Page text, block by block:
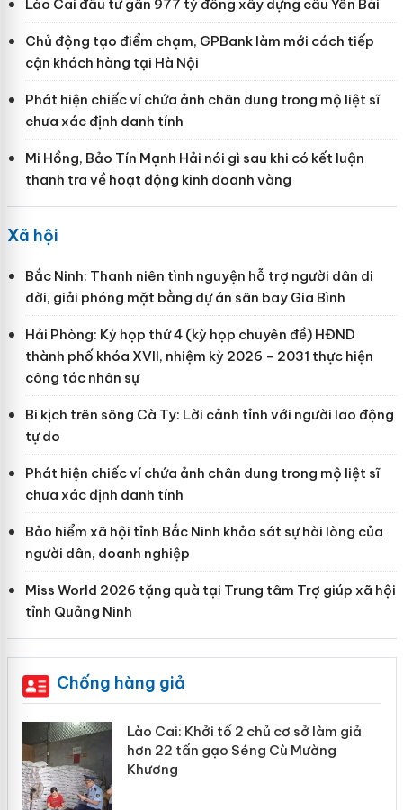
Lào Cai đầu tư gần 977 tỷ đồng xây dựng cầu Yên Bái
Chủ động tạo điểm chạm, GPBank làm mới cách tiếp
cận khách hàng tại Hà Nội
Phát hiện chiếc ví chứa ảnh chân dung trong mộ liệt sĩ
chưa xác định danh tính
Mi Hồng, Bảo Tín Mạnh Hải nói gì sau khi có kết luận
thanh tra về hoạt động kinh doanh vàng
Xã hội
Bắc Ninh: Thanh niên tình nguyện hỗ trợ người dân di
dời, giải phóng mặt bằng dự án sân bay Gia Bình
Hải Phòng: Kỳ họp thứ 4 (kỳ họp chuyên đề) HĐND
thành phố khóa XVII, nhiệm kỳ 2026 - 2031 thực hiện
công tác nhân sự
Bi kịch trên sông Cà Ty: Lời cảnh tỉnh với người lao động
tự do
Phát hiện chiếc ví chứa ảnh chân dung trong mộ liệt sĩ
chưa xác định danh tính
Bảo hiểm xã hội tỉnh Bắc Ninh khảo sát sự hài lòng của
người dân, doanh nghiệp
Miss World 2026 tặng quà tại Trung tâm Trợ giúp xã hội
tỉnh Quảng Ninh
Chống hàng giả
Lào Cai: Khởi tố 2 chủ cơ sở làm giả
hơn 22 tấn gạo Séng Cù Mường
Khương